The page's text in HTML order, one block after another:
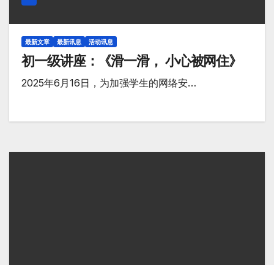
最新文章 最新讯息 活动讯息
初一级讲座：《滑一滑， 小心被网住》
2025年6月16日，为加强学生的网络安…